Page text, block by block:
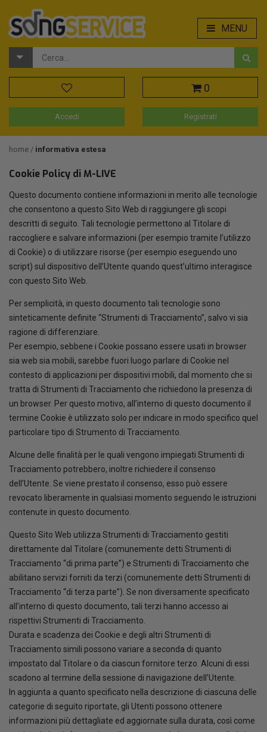
MENU
0
Accedi Registrati
home informativa estesa
Cookie Policy di M-LIVE
Questo documento contiene informazioni in merito alle tecnologie
che consentono a questo Sito Web di raggiungere gli scopi
descritti di seguito. Tali tecnologie permettono al Titolare di
raccogliere e salvare informazioni (per esempio tramite l’utilizzo
di Cookie) o di utilizzare risorse (per esempio eseguendo uno
script) sul dispositivo dell’Utente quando quest’ultimo interagisce
con questo Sito Web.
Per semplicità, in questo documento tali tecnologie sono
sinteticamente definite “Strumenti di Tracciamento”, salvo vi sia
ragione di differenziare.
Per esempio, sebbene i Cookie possano essere usati in browser
sia web sia mobili, sarebbe fuori luogo parlare di Cookie nel
contesto di applicazioni per dispositivi mobili, dal momento che si
tratta di Strumenti di Tracciamento che richiedono la presenza di
un browser. Per questo motivo, all’interno di questo documento il
termine Cookie è utilizzato solo per indicare in modo specifico quel
particolare tipo di Strumento di Tracciamento.
Alcune delle finalità per le quali vengono impiegati Strumenti di
Tracciamento potrebbero, inoltre richiedere il consenso
dell’Utente. Se viene prestato il consenso, esso può essere
revocato liberamente in qualsiasi momento seguendo le istruzioni
contenute in questo documento.
Questo Sito Web utilizza Strumenti di Tracciamento gestiti
direttamente dal Titolare (comunemente detti Strumenti di
Tracciamento “di prima parte”) e Strumenti di Tracciamento che
abilitano servizi forniti da terzi (comunemente detti Strumenti di
Tracciamento “di terza parte”). Se non diversamente specificato
all’interno di questo documento, tali terzi hanno accesso ai
rispettivi Strumenti di Tracciamento.
Durata e scadenza dei Cookie e degli altri Strumenti di
Tracciamento simili possono variare a seconda di quanto
impostato dal Titolare o da ciascun fornitore terzo. Alcuni di essi
scadono al termine della sessione di navigazione dell’Utente.
In aggiunta a quanto specificato nella descrizione di ciascuna delle
categorie di seguito riportate, gli Utenti possono ottenere
informazioni più dettagliate ed aggiornate sulla durata, così come